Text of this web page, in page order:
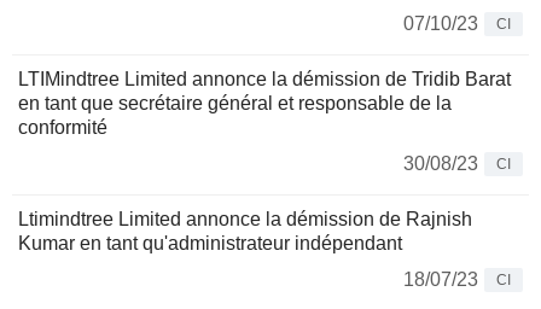
07/10/23
CI
LTIMindtree Limited annonce la démission de Tridib Barat
en tant que secrétaire général et responsable de la
conformité
30/08/23
CI
Ltimindtree Limited annonce la démission de Rajnish
Kumar en tant qu'administrateur indépendant
18/07/23
CI